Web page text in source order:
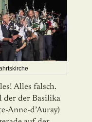
Alles falsch.
der der Basilika
Anne-d’Auray)